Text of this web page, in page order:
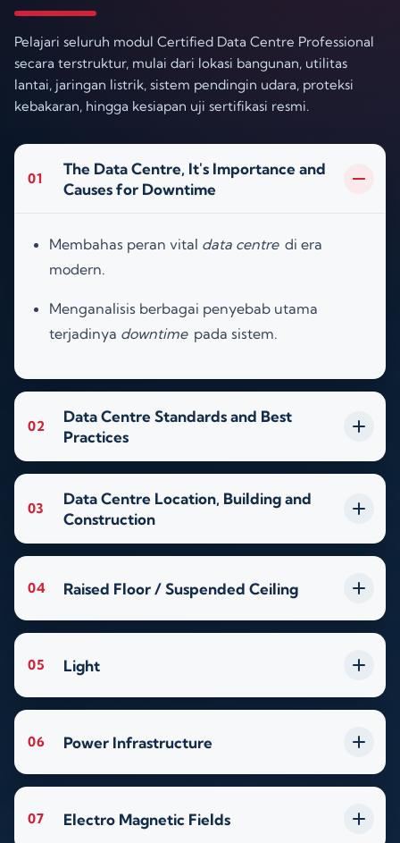
Pelajari seluruh modul Certified Data Centre Professional
secara terstruktur, mulai dari lokasi bangunan, utilitas
lantai, jaringan listrik, sistem pendingin udara, proteksi
kebakaran, hingga kesiapan uji sertifikasi resmi.
01
The Data Centre, It's Importance and
Causes for Downtime
Membahas peran vital data centre di era
modern.
Menganalisis berbagai penyebab utama
terjadinya downtime pada sistem.
02
Data Centre Standards and Best
Practices
03
Data Centre Location, Building and
Construction
04 Raised Floor / Suspended Ceiling
05 Light
06 Power Infrastructure
07 Electro Magnetic Fields